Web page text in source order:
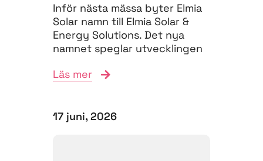
Inför nästa mässa byter Elmia
Solar namn till Elmia Solar &
Energy Solutions. Det nya
namnet speglar utvecklingen
Läs mer
17 juni, 2026